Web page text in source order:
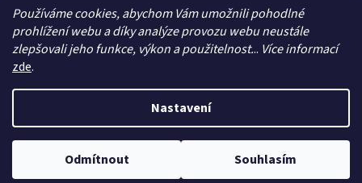
Používáme cookies, abychom Vám umožnili pohodlné
prohlížení webu a díky analýze provozu webu neustále
zlepšovali jeho funkce, výkon a použitelnost... Víceinformací
zde.
Nastavení
Odmítnout Souhlasím
Copyright 2026IdealParfém. Všechna práva vyhrazena.Upravit